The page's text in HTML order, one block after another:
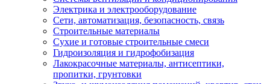
Электрика и электрооборудование
Сети, автоматизация, безопасность, связь
Строительные материалы
Сухие и готовые строительные смеси
Гидроизоляция и гидрофобизация
Лакокрасочные материалы, антисептики,
пропитки, грунтовки